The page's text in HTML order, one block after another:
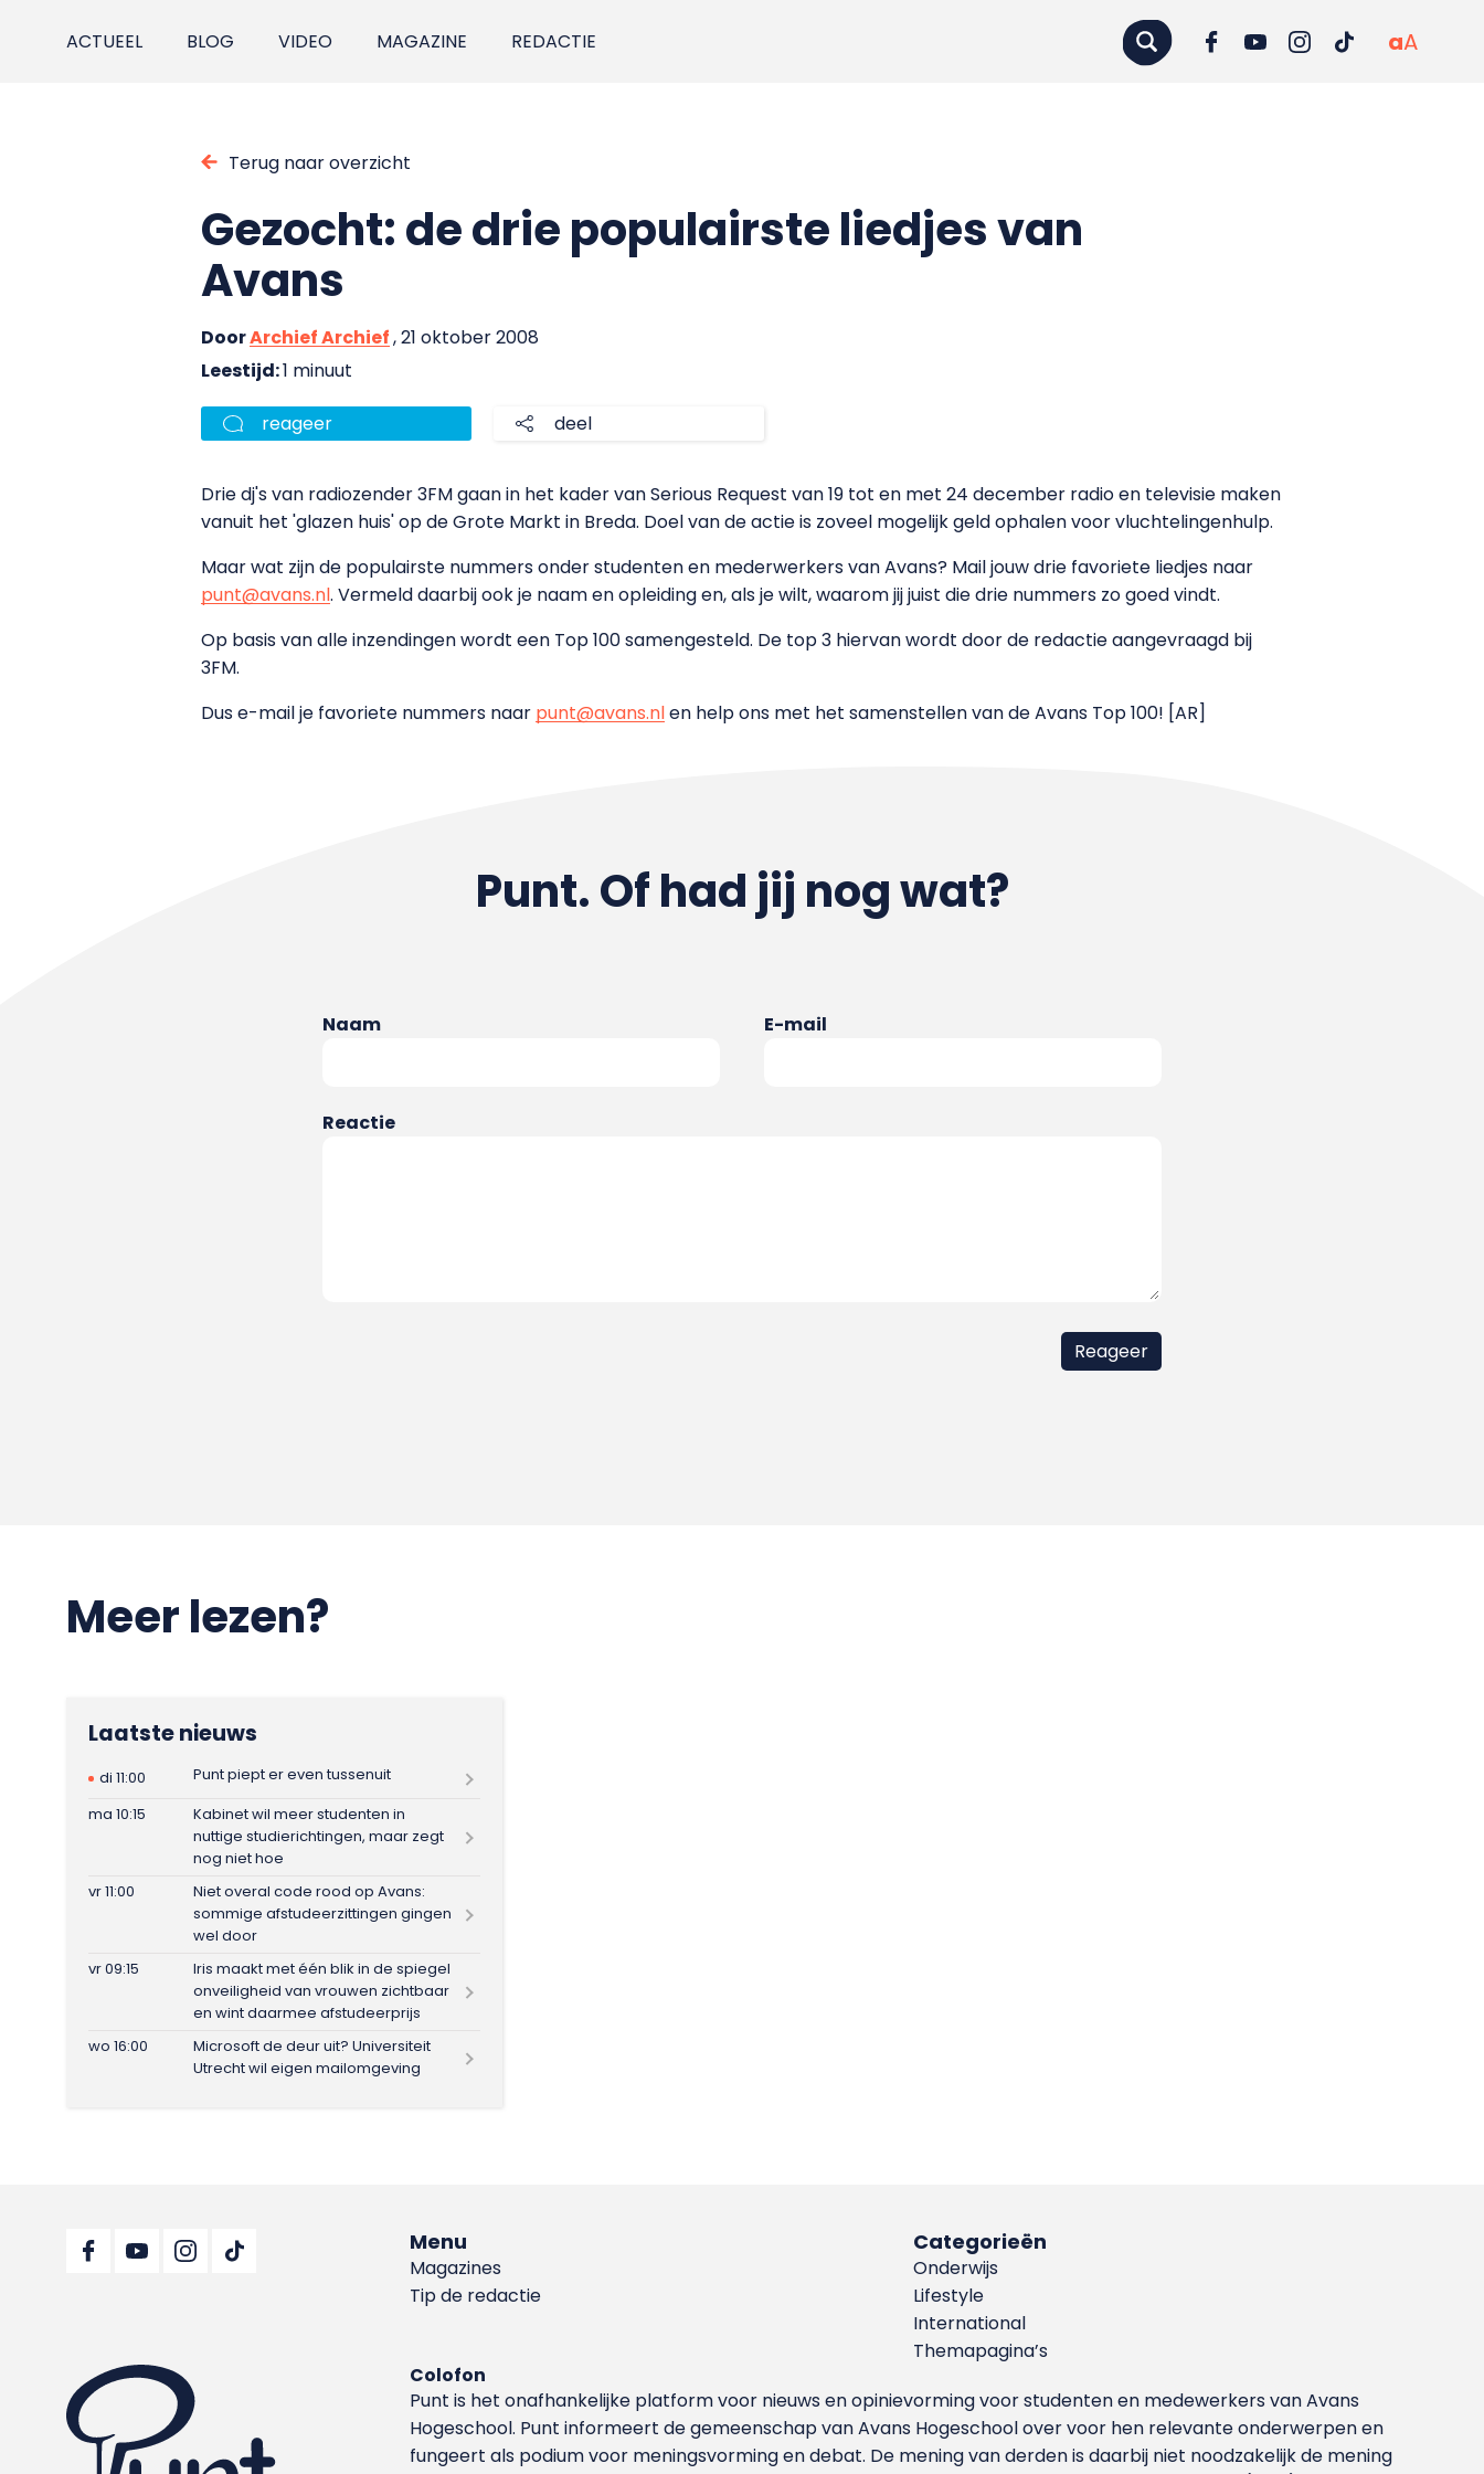
ACTUEEL BLOG VIDEO MAGAZINE REDACTIE aA
Terug naar overzicht
Gezocht: de drie populairste liedjes van
Avans
DoorArchief Archief, 21 oktober 2008
Leestijd:1 minuut
reageer deel
Drie dj's van radiozender 3FM gaan in het kader van Serious Request van 19 tot en met 24 december radio en televisie maken
vanuit het 'glazen huis' op de Grote Markt in Breda. Doel van de actie is zoveel mogelijk geld ophalen voor vluchtelingenhulp.
Maar wat zijn de populairste nummers onder studenten en mederwerkers van Avans? Mail jouw drie favoriete liedjes naar
punt@avans.nl. Vermeld daarbij ook je naam en opleiding en, als je wilt, waarom jij juist die drie nummers zo goed vindt.
Op basis van alle inzendingen wordt een Top 100 samengesteld. De top 3 hiervan wordt door de redactie aangevraagd bij
3FM.
Dus e-mail je favoriete nummers naar punt@avans.nlen help ons met het samenstellen van de Avans Top 100! [AR]
Punt. Of had jij nog wat?
Naam E-mail
Reactie
Meer lezen?
Laatste nieuws
di 11:00
Punt piept er even tussenuit
ma 10:15
Kabinet wil meer studenten in
nuttige studierichtingen, maar zegt
nog niet hoe
vr 11:00
Niet overal code rood op Avans:
sommige afstudeerzittingen gingen
wel door
vr 09:15
Iris maakt met één blik in de spiegel
onveiligheid van vrouwen zichtbaar
en wint daarmee afstudeerprijs
wo 16:00
Microsoft de deur uit? Universiteit
Utrecht wil eigen mailomgeving
Menu
Magazines
Tip de redactie
Categorieën
Onderwijs
Lifestyle
International
Themapagina’s
Colofon
Punt is het onafhankelijke platform voor nieuws en opinievorming voor studenten en medewerkers van Avans
Hoge­school. Punt informeert de gemeenschap van Avans Hogeschool over voor hen relevante onderwerpen en
fungeert als podium voor meningsvorming en debat. De mening van derden is daarbij niet noodzakelijk de mening